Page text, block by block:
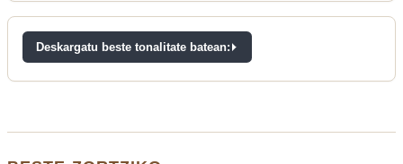
Deskargatu beste tonalitate batean: